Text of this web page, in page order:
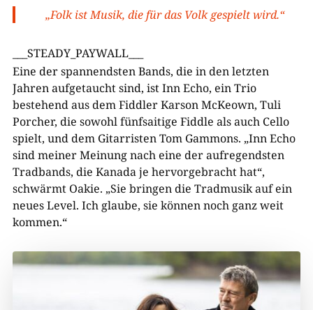
„Folk ist Musik, die für das Volk gespielt wird.“
___STEADY_PAYWALL___
Eine der spannendsten Bands, die in den letzten
Jahren aufgetaucht sind, ist Inn Echo, ein Trio
bestehend aus dem Fiddler Karson McKeown, Tuli
Porcher, die sowohl fünfsaitige Fiddle als auch Cello
spielt, und dem Gitarristen Tom Gammons. „Inn Echo
sind meiner Meinung nach eine der aufregendsten
Tradbands, die Kanada je hervorgebracht hat“,
schwärmt Oakie. „Sie bringen die Tradmusik auf ein
neues Level. Ich glaube, sie können noch ganz weit
kommen.“